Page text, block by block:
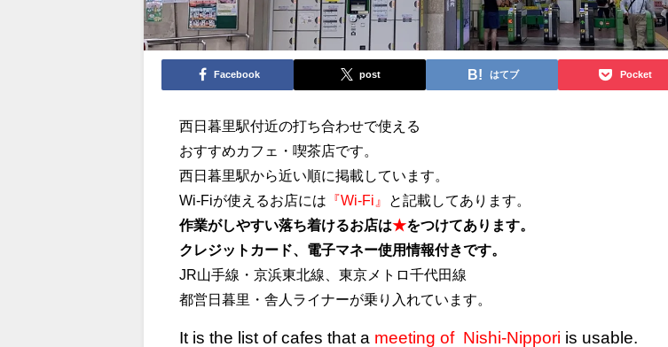
Facebook post はてブ Pocket
西日暮里駅付近の打ち合わせで使える
おすすめカフェ・喫茶店です。
西日暮里駅から近い順に掲載しています。
Wi-Fiが使えるお店には 『Wi-Fi』
と記載してあります。
作業がしやすい落ち着けるお店は★をつけてあります。
クレジットカード、電子マネー使用情報付きです。
JR山手線・京浜東北線、東京メトロ千代田線
都営日暮里・舎人ライナーが乗り入れています。
It is the list of cafes that a meeting of Nishi-Nippori is usable.